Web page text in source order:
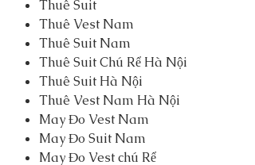
Thuê Suit
Thuê Vest Nam
Thuê Suit Nam
Thuê Suit Chú Rể Hà Nội
Thuê Suit Hà Nội
Thuê Vest Nam Hà Nội
May Đo Vest Nam
May Đo Suit Nam
May Đo Vest chú Rể